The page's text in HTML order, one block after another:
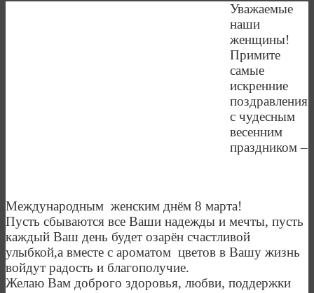
Уважаемые
наши
женщины!
Примите
самые
искренние
поздравления
с чудесным
весенним
праздником –
Международным женским днём 8 марта!
Пусть сбываются все Ваши надежды и мечты, пусть
каждый Ваш день будет озарён счастливой
улыбкой,а вместе с ароматом цветов в Вашу жизнь
войдут радость и благополучие.
Желаю Вам доброго здоровья, любви, поддержки